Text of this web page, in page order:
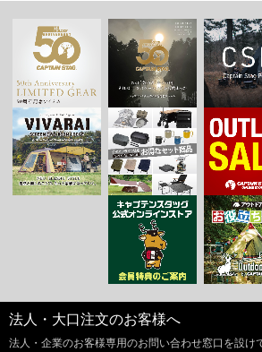
法人・大口注文のお客様へ
法人・企業のお客様専用のお問い合わせ窓口を設け